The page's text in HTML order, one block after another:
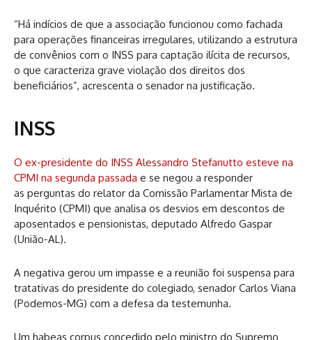
“Há indícios de que a associação funcionou como fachada
para operações financeiras irregulares, utilizando a estrutura
de convênios com o INSS para captação ilícita de recursos,
o que caracteriza grave violação dos direitos dos
beneficiários”, acrescenta o senador na justificação.
INSS
O ex-presidente do INSS Alessandro Stefanutto esteve na
CPMI na segunda passada e se negou a responder
as perguntas do relator da Comissão Parlamentar Mista de
Inquérito (CPMI) que analisa os desvios em descontos de
aposentados e pensionistas, deputado Alfredo Gaspar
(União-AL).
A negativa gerou um impasse e a reunião foi suspensa para
tratativas do presidente do colegiado, senador Carlos Viana
(Podemos-MG) com a defesa da testemunha.
Um habeas corpus concedido pelo ministro do Supremo